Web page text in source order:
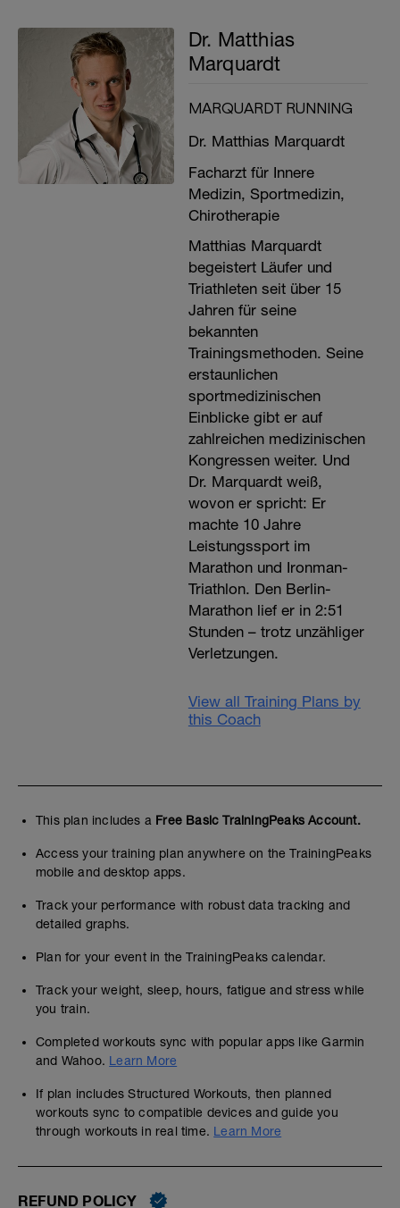
Dr. Matthias
Marquardt
MARQUARDT RUNNING
Dr. Matthias Marquardt
Facharzt für Innere
Medizin, Sportmedizin,
Chirotherapie
Matthias Marquardt
begeistert Läufer und
Triathleten seit über 15
Jahren für seine
bekannten
Trainingsmethoden. Seine
erstaunlichen
sportmedizinischen
Einblicke gibt er auf
zahlreichen medizinischen
Kongressen weiter. Und
Dr. Marquardt weiß,
wovon er spricht: Er
machte 10 Jahre
Leistungssport im
Marathon und Ironman-
Triathlon. Den Berlin-
Marathon lief er in 2:51
Stunden – trotz unzähliger
Verletzungen.
View all Training Plans by
this Coach
This plan includes a Free Basic TrainingPeaks Account.
Access your training plan anywhere on the TrainingPeaks
mobile and desktop apps.
Track your performance with robust data tracking and
detailed graphs.
Plan for your event in the TrainingPeaks calendar.
Track your weight, sleep, hours, fatigue and stress while
you train.
Completed workouts sync with popular apps like Garmin
and Wahoo. Learn More
If plan includes Structured Workouts, then planned
workouts sync to compatible devices and guide you
through workouts in real time. Learn More
REFUND POLICY